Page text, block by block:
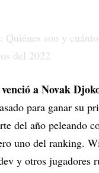
a Novak
para ganar su
del año peleando
uno del ranking.
y otros jugadores